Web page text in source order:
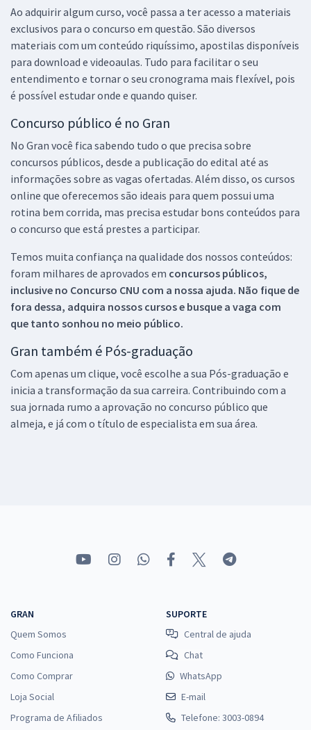
Ao adquirir algum curso, você passa a ter acesso a materiais
exclusivos para o concurso em questão. São diversos
materiais com um conteúdo riquíssimo, apostilas disponíveis
para download e videoaulas. Tudo para facilitar o seu
entendimento e tornar o seu cronograma mais flexível, pois
é possível estudar onde e quando quiser.
Concurso público é no Gran
No Gran você fica sabendo tudo o que precisa sobre
concursos públicos, desde a publicação do edital até as
informações sobre as vagas ofertadas. Além disso, os cursos
online que oferecemos são ideais para quem possui uma
rotina bem corrida, mas precisa estudar bons conteúdos para
o concurso que está prestes a participar.
Temos muita confiança na qualidade dos nossos conteúdos:
foram milhares de aprovados em concursos públicos,
inclusive no Concurso CNU com a nossa ajuda. Não fique de
fora dessa, adquira nossos cursos e busque a vaga com
que tanto sonhou no meio público.
Gran também é Pós-graduação
Com apenas um clique, você escolhe a sua Pós-graduação e
inicia a transformação da sua carreira. Contribuindo com a
sua jornada rumo a aprovação no concurso público que
almeja, e já com o título de especialista em sua área.
GRAN
Quem Somos
Como Funciona
Como Comprar
Loja Social
Programa de Afiliados
SUPORTE
Central de ajuda
Chat
WhatsApp
E-mail
Telefone: 3003-0894